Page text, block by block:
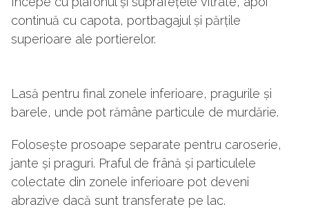
continuă cu capota, portbagajul și părțile
superioare ale portierelor.
Lasă pentru final zonele inferioare, pragurile și
barele, unde pot rămâne particule de murdărie.
Folosește prosoape separate pentru caroserie,
jante și praguri. Praful de frână și particulele
colectate din zonele inferioare pot deveni
abrazive dacă sunt transferate pe lac.